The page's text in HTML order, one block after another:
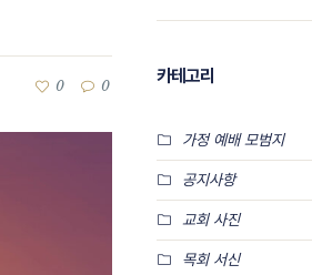
0 0 카테고리
가정 예배 모범지
공지사항
교회 사진
목회 서신